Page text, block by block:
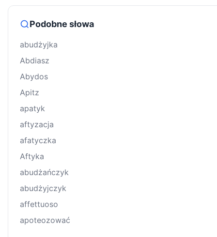
Podobne słowa
abudżyjka
Abdiasz
Abydos
Apitz
apatyk
aftyzacja
afatyczka
Aftyka
abudżańczyk
abudżyjczyk
affettuoso
apoteozować